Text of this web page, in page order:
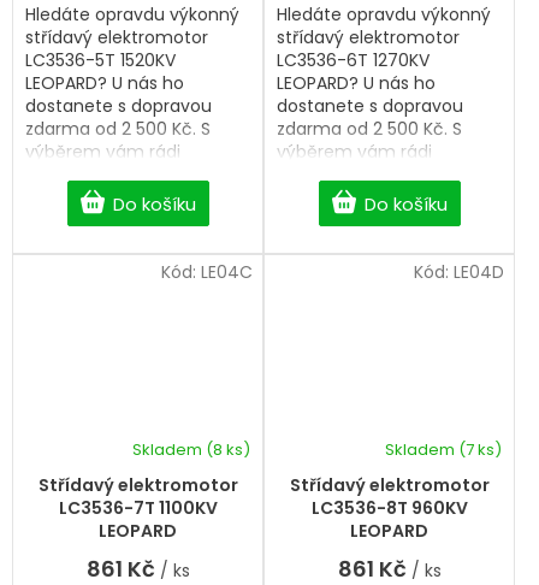
Do košíku
Hledáte opravdu výkonný
střídavý elektromotor
LC3536-5T 1520KV
LEOPARD? U nás ho
dostanete s dopravou
zdarma od 2 500 Kč. S
výběrem vám rádi
Do košíku
Hledáte opravdu výkonný
střídavý elektromotor
LC3536-6T 1270KV
LEOPARD? U nás ho
dostanete s dopravou
zdarma od 2 500 Kč. S
výběrem vám rádi
Střídavý elektromotor
LC3536-7T 1100KV
LEOPARD
Skladem (8 ks)
861 Kč / ks
Kód: LE04C
Střídavý elektromotor
LC3536-8T 960KV
LEOPARD
Skladem (7 ks)
861 Kč / ks
Kód: LE04D